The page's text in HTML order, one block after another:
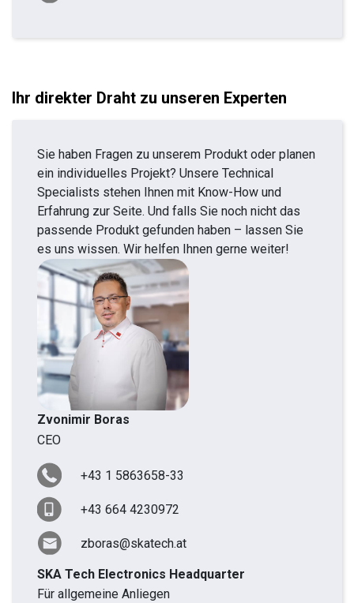
Ihr direkter Draht zu unseren Experten
Sie haben Fragen zu unserem Produkt oder planen
ein individuelles Projekt? Unsere Technical
Specialists stehen Ihnen mit Know-How und
Erfahrung zur Seite. Und falls Sie noch nicht das
passende Produkt gefunden haben – lassen Sie
es uns wissen. Wir helfen Ihnen gerne weiter!
Zvonimir Boras
CEO
+43 1 5863658-33
+43 664 4230972
zboras@skatech.at
SKA Tech Electronics Headquarter
Für allgemeine Anliegen